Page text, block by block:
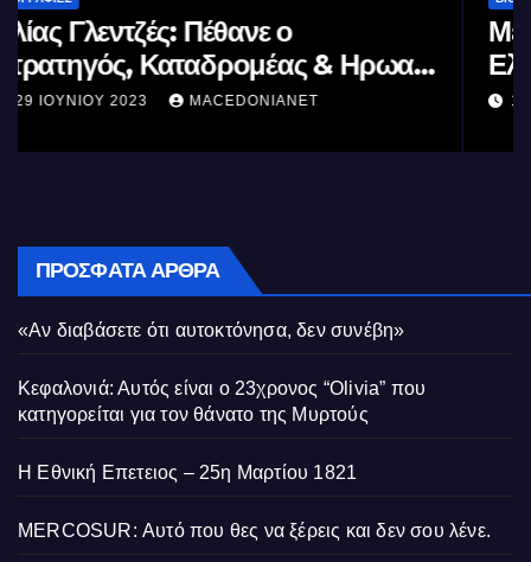
Μέγας Αλέξανδρος: Ο μέγιστος των
Ελλήνων
11 ΙΟΥΝΊΟΥ 2023 MACEDONIANET
ΠΡΌΣΦΑΤΑ ΆΡΘΡΑ
«Αν διαβάσετε ότι αυτοκτόνησα, δεν συνέβη»
Κεφαλονιά: Αυτός είναι ο 23χρονος “Olivia” που
κατηγορείται για τον θάνατο της Μυρτούς
Η Εθνική Επετειος – 25η Μαρτίου 1821
MERCOSUR: Αυτό που θες να ξέρεις και δεν σου λένε.